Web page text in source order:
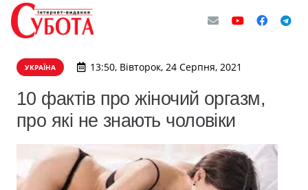
УКРАЇНА 13:50, Вівторок, 24 Серпня, 2021
10 фактів про жіночий оргазм,
про які не знають чоловіки